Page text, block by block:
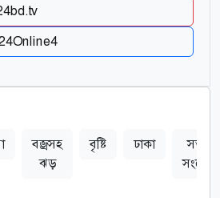
বজ্রসহ
ঝড়
বৃষ্টি ঢাকা
সতর্ক
সংকেত